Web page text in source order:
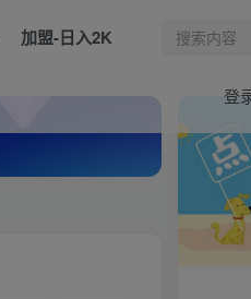
加盟-日入2K
登
热门文章
AI制作
Codex